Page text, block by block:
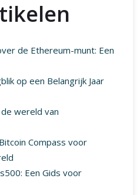
de Ethereum-munt: Een
op een Belangrijk Jaar
wereld van
Compass voor
Een Gids voor